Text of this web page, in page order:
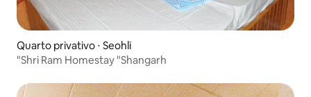
Quarto privativo ⋅ Seohli
"Shri Ram Homestay "Shangarh